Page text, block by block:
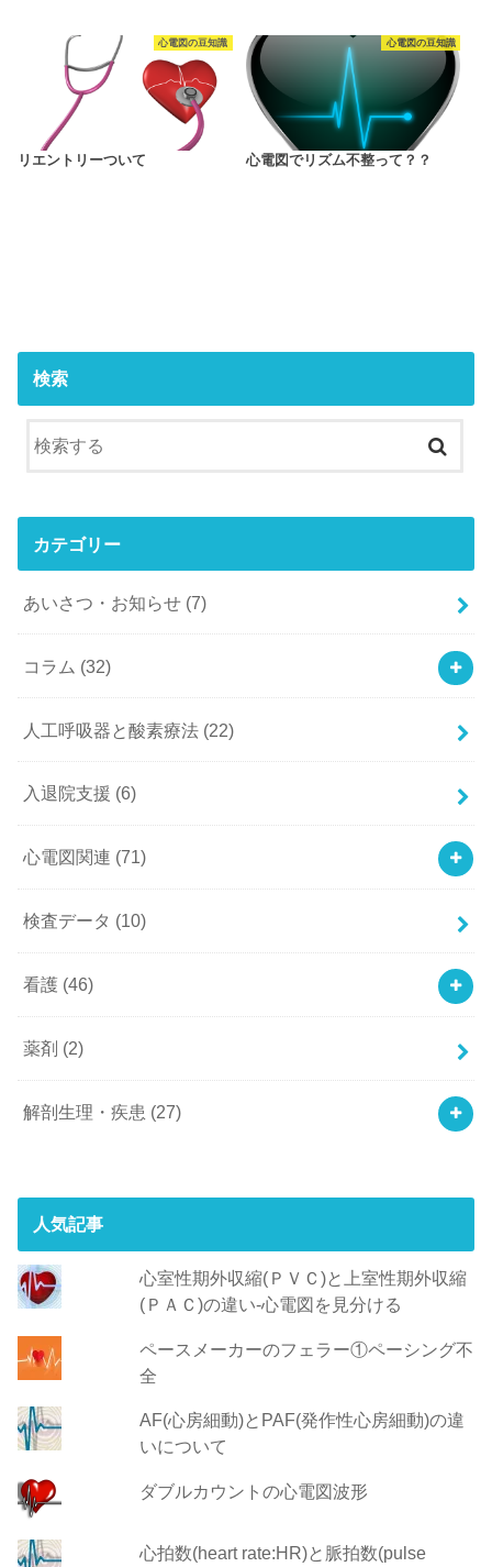
心電図の豆知識
リエントリーついて
心電図の豆知識
心電図でリズム不整って？？
検索
カテゴリー
あいさつ・お知らせ (7)
コラム (32)
人工呼吸器と酸素療法 (22)
入退院支援 (6)
心電図関連 (71)
検査データ (10)
看護 (46)
薬剤 (2)
解剖生理・疾患 (27)
人気記事
心室性期外収縮(ＰＶＣ)と上室性期外収縮
(ＰＡＣ)の違い-心電図を見分ける
ペースメーカーのフェラー①ペーシング不
全
AF(心房細動)とPAF(発作性心房細動)の違
いについて
ダブルカウントの心電図波形
心拍数(heart rate:HR)と脈拍数(pulse